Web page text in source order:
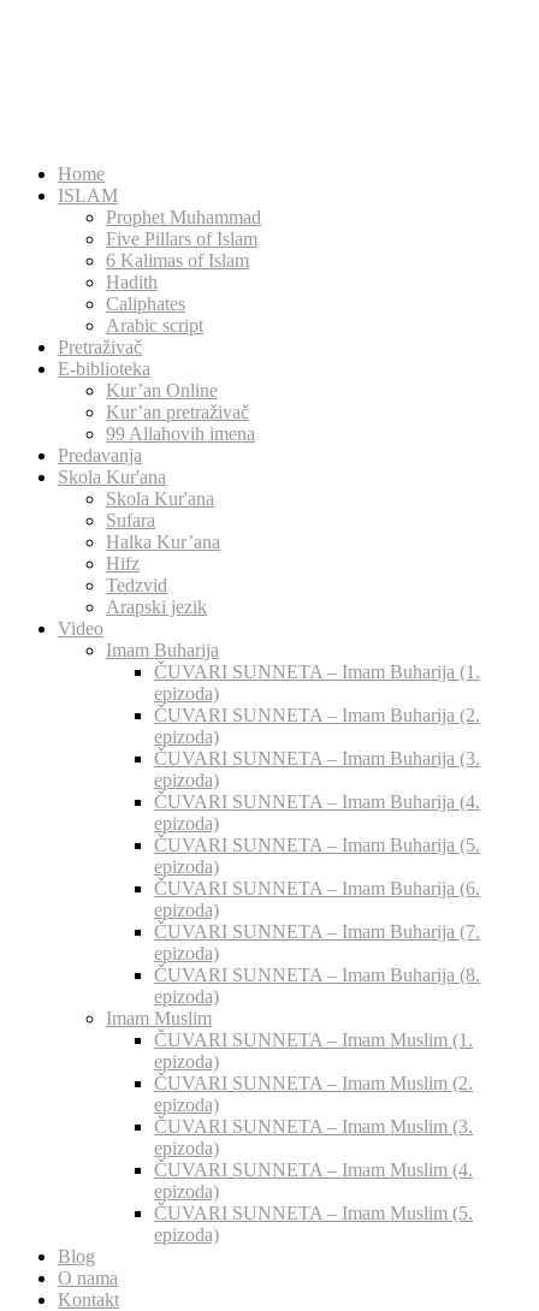
Home
ISLAM
Prophet Muhammad
Five Pillars of Islam
6 Kalimas of Islam
Hadith
Caliphates
Arabic script
Pretraživač
E-biblioteka
Kur’an Online
Kur’an pretraživač
99 Allahovih imena
Predavanja
Skola Kur'ana
Skola Kur'ana
Sufara
Halka Kur’ana
Hifz
Tedzvid
Arapski jezik
Video
Imam Buharija
ČUVARI SUNNETA – Imam Buharija (1.
epizoda)
ČUVARI SUNNETA – Imam Buharija (2.
epizoda)
ČUVARI SUNNETA – Imam Buharija (3.
epizoda)
ČUVARI SUNNETA – Imam Buharija (4.
epizoda)
ČUVARI SUNNETA – Imam Buharija (5.
epizoda)
ČUVARI SUNNETA – Imam Buharija (6.
epizoda)
ČUVARI SUNNETA – Imam Buharija (7.
epizoda)
ČUVARI SUNNETA – Imam Buharija (8.
epizoda)
Imam Muslim
ČUVARI SUNNETA – Imam Muslim (1.
epizoda)
ČUVARI SUNNETA – Imam Muslim (2.
epizoda)
ČUVARI SUNNETA – Imam Muslim (3.
epizoda)
ČUVARI SUNNETA – Imam Muslim (4.
epizoda)
ČUVARI SUNNETA – Imam Muslim (5.
epizoda)
Blog
O nama
Kontakt